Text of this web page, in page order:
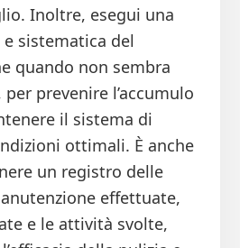
Inoltre, esegui una
sistematica del
quando non sembra
prevenire l’accumulo
il sistema di
ottimali. È anche
un registro delle
effettuate,
e le attività svolte,